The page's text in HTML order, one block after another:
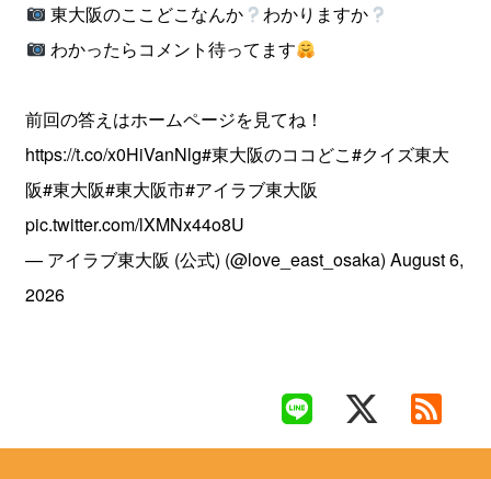
東大阪のここどこなんか
わかりますか
わかったらコメント待ってます
前回の答えはホームページを見てね！
https://t.co/x0HiVanNlg#東大阪のココどこ#クイズ東大
阪#東大阪#東大阪市#アイラブ東大阪
pic.twitter.com/lXMNx44o8U
— アイラブ東大阪 (公式) (@love_east_osaka)August 6,
2026